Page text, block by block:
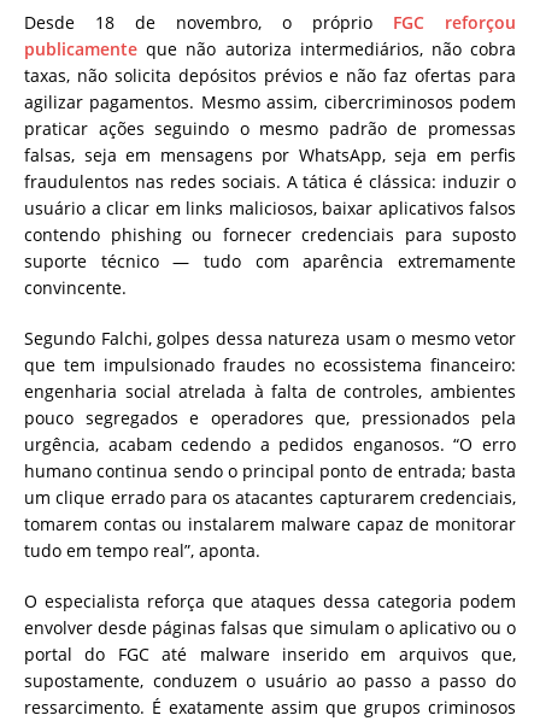
Desde 18 de novembro, o próprio FGC reforçou
publicamente que não autoriza intermediários, não cobra
taxas, não solicita depósitos prévios e não faz ofertas para
agilizar pagamentos. Mesmo assim, cibercriminosos podem
praticar ações seguindo o mesmo padrão de promessas
falsas, seja em mensagens por WhatsApp, seja em perfis
fraudulentos nas redes sociais. A tática é clássica: induzir o
usuário a clicar em links maliciosos, baixar aplicativos falsos
contendo phishing ou fornecer credenciais para suposto
suporte técnico — tudo com aparência extremamente
convincente.
Segundo Falchi, golpes dessa natureza usam o mesmo vetor
que tem impulsionado fraudes no ecossistema financeiro:
engenharia social atrelada à falta de controles, ambientes
pouco segregados e operadores que, pressionados pela
urgência, acabam cedendo a pedidos enganosos. “O erro
humano continua sendo o principal ponto de entrada; basta
um clique errado para os atacantes capturarem credenciais,
tomarem contas ou instalarem malware capaz de monitorar
tudo em tempo real”, aponta.
O especialista reforça que ataques dessa categoria podem
envolver desde páginas falsas que simulam o aplicativo ou o
portal do FGC até malware inserido em arquivos que,
supostamente, conduzem o usuário ao passo a passo do
ressarcimento. É exatamente assim que grupos criminosos